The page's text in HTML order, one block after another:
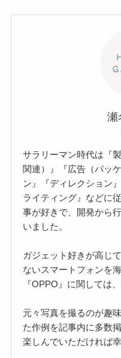
サラリーマン時代は『
関連）』『広告（パッ
ン』『ディレクション
ライティング』などに
事が好きで、開発から
いました。
ガジェット好きが高じ
ないスマートフォンを
『OPPO』に関しては
元々写真を撮るのが趣
た作例を記事内に多数
楽しんでいただければ幸